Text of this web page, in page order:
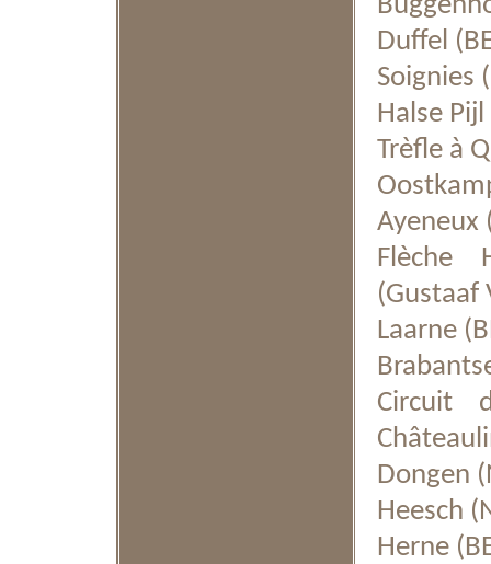
Duffel
Soignies
Halse Pijl
Trèfle à
Ayeneux
Flèche
(Gustaaf
Laarne
Circuit
Dongen
Heesch
Herne